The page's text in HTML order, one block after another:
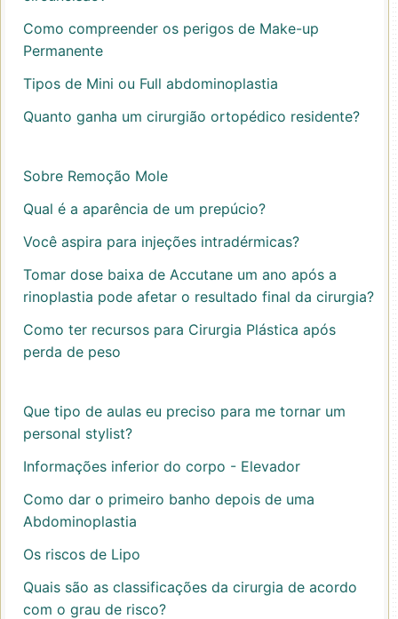
Como compreender os perigos de Make-up
Permanente
Tipos de Mini ou Full abdominoplastia
Quanto ganha um cirurgião ortopédico residente?
Sobre Remoção Mole
Qual é a aparência de um prepúcio?
Você aspira para injeções intradérmicas?
Tomar dose baixa de Accutane um ano após a
rinoplastia pode afetar o resultado final da cirurgia?
Como ter recursos para Cirurgia Plástica após
perda de peso
Que tipo de aulas eu preciso para me tornar um
personal stylist?
Informações inferior do corpo - Elevador
Como dar o primeiro banho depois de uma
Abdominoplastia
Os riscos de Lipo
Quais são as classificações da cirurgia de acordo
com o grau de risco?